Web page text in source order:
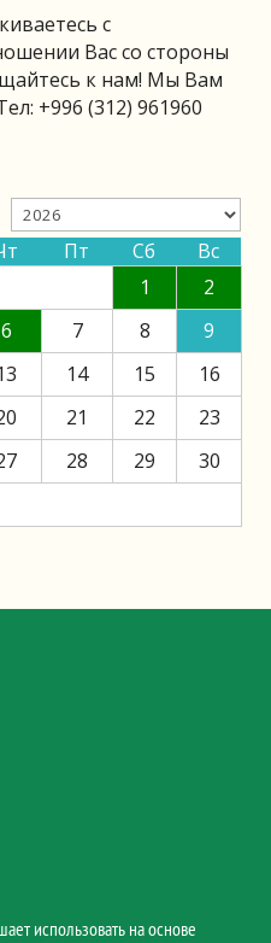
с
Вас со стороны
к нам! Мы Вам
+996 (312) 961960
Пт Сб
Вс
1
2
6 7 8
9
14 15
16
21 22
23
28 29
30
использовать на основе